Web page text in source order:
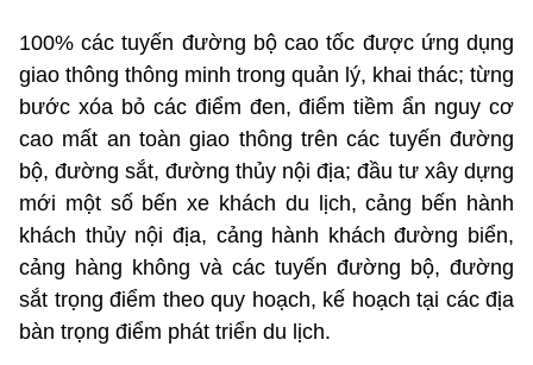
100% các tuyến đường bộ cao tốc được ứng dụng
giao thông thông minh trong quản lý, khai thác; từng
bước xóa bỏ các điểm đen, điểm tiềm ẩn nguy cơ
cao mất an toàn giao thông trên các tuyến đường
bộ, đường sắt, đường thủy nội địa; đầu tư xây dựng
mới một số bến xe khách du lịch, cảng bến hành
khách thủy nội địa, cảng hành khách đường biển,
cảng hàng không và các tuyến đường bộ, đường
sắt trọng điểm theo quy hoạch, kế hoạch tại các địa
bàn trọng điểm phát triển du lịch.